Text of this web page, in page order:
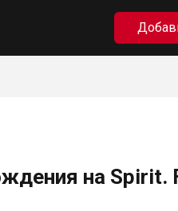
на Spirit.